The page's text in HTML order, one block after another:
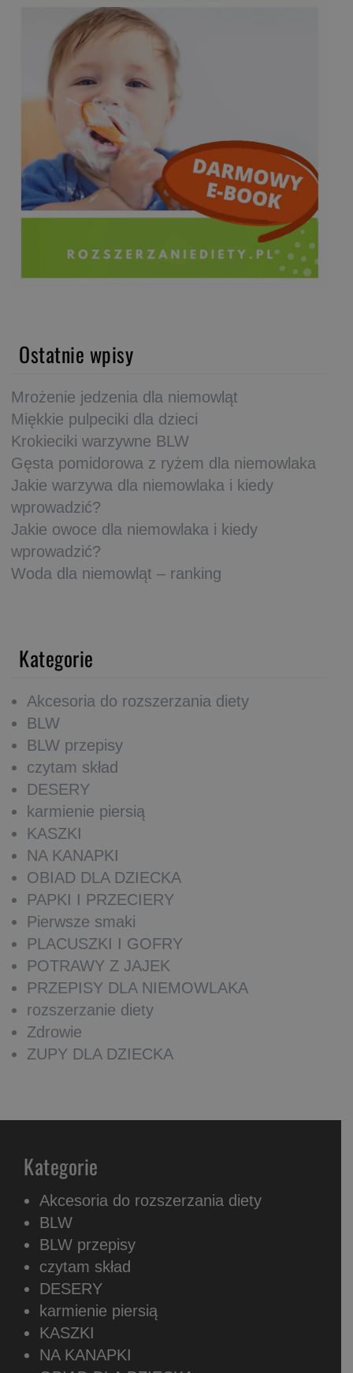
Ostatnie wpisy
Mrożenie jedzenia dla niemowląt
Miękkie pulpeciki dla dzieci
Krokieciki warzywne BLW
Gęsta pomidorowa z ryżem dla niemowlaka
Jakie warzywa dla niemowlaka i kiedy
wprowadzić?
Jakie owoce dla niemowlaka i kiedy
wprowadzić?
Woda dla niemowląt – ranking
Kategorie
Akcesoria do rozszerzania diety
BLW
BLW przepisy
czytam skład
DESERY
karmienie piersią
KASZKI
NA KANAPKI
OBIAD DLA DZIECKA
PAPKI I PRZECIERY
Pierwsze smaki
PLACUSZKI I GOFRY
POTRAWY Z JAJEK
PRZEPISY DLA NIEMOWLAKA
rozszerzanie diety
Zdrowie
ZUPY DLA DZIECKA
Kategorie
Akcesoria do rozszerzania diety
BLW
BLW przepisy
czytam skład
DESERY
karmienie piersią
KASZKI
NA KANAPKI